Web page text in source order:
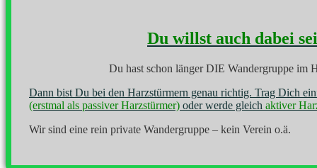
Du willst auch dabei
Du hast schon länger DIE Wandergruppe im
Dann bist Du bei den Harzstürmern genau richtig. Trag Dich
(erstmal als passiver Harzstürmer) oder werde gleich aktiver
Wir sind eine rein private Wandergruppe – kein Verein o.ä.